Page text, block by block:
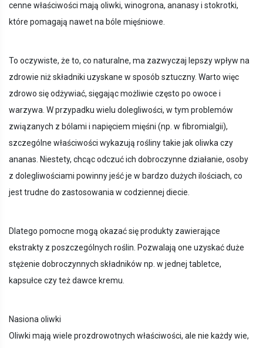
cenne właściwości mają oliwki, winogrona, ananasy i stokrotki,
które pomagają nawet na bóle mięśniowe.
To oczywiste, że to, co naturalne, ma zazwyczaj lepszy wpływ na
zdrowie niż składniki uzyskane w sposób sztuczny. Warto więc
zdrowo się odżywiać, sięgając możliwie często po owoce i
warzywa. W przypadku wielu dolegliwości, w tym problemów
związanych z bólami i napięciem mięśni (np. w fibromialgii),
szczególne właściwości wykazują rośliny takie jak oliwka czy
ananas. Niestety, chcąc odczuć ich dobroczynne działanie, osoby
z dolegliwościami powinny jeść je w bardzo dużych ilościach, co
jest trudne do zastosowania w codziennej diecie.
Dlatego pomocne mogą okazać się produkty zawierające
ekstrakty z poszczególnych roślin. Pozwalają one uzyskać duże
stężenie dobroczynnych składników np. w jednej tabletce,
kapsułce czy też dawce kremu.
Nasiona oliwki
Oliwki mają wiele prozdrowotnych właściwości, ale nie każdy wie,